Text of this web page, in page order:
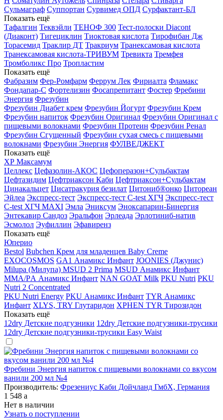
Сульмаграф Суппортан Сурвимед ОПД Сурфактант-БЛ
Показать ещё
Тафалгин Теквэйли ТЕНОФ 300 Тест-полоски Diacont
(Диаконт) Тигециклин Тиоктовая кислота Тирофибан Дж
Торасемид Траклир ДТ Тракриум Транексамовая кислота
Транексамовая кислота-ТРИВУМ Тревикта Тремфея
Тромболикс Про Тропластим
Показать ещё
Фабразим Фер-Ромфарм Феррум Лек Фириалта Фламакс
Фондапар-С Фортелизин Фосапрепитант Фостер Фребини
Энергия Фрезубин
Фрезубин Диабет крем Фрезубин Йогурт Фрезубин Крем
Фрезубин напиток Фрезубин Оригинал Фрезубин Оригинал с
пищевыми волокнами Фрезубин Протеин Фрезубин Ренал
Фрезубин Сгущенный Фрезубин сухая смесь с пищевыми
волокнами Фрезубин Энергия ФУЛВЕДЖЕКТ
Показать ещё
ХР Максамум
Целлекс Цефазолин-АКОС Цефоперазон+Сульбактам
Цефтазидим Цефтриаксон Каби Цефтриаксон+Сульбактам
Цинакальцет Цисатракурия безилат Цитониб®онко Цитореан
Эйлеа Экспресс-тест Экспресс-тест C-test ХГЧ Экспресс-тест
C-test ХГЧ MAXI Эмла Эниксум Эноксапарин-Бинергия
Энтекавир Сандоз Эральфон Эрлеада Эрлотиниб-натив
Эсмолол Эуфиллин Эфавиренз
Показать ещё
Юперио
Bestol Bubchen Крем для младенцев Baby Creme
EXOCOSMOS GA1 Анамикс Инфант JOONIES (Джунис)
Milupa (Милупа) MSUD 2 Prima MSUD Анамикс Инфант
MМА/PА Анамикс Инфант NAN GOAT Milk PKU Nutri PKU
Nutri 2 Concentrated
PKU Nutri Energy PKU Анамикс Инфант TYR Анамикс
Инфант XLYS, TRY Глутаридон XPHEN TYR Тирозидон
Показать ещё
12dry Детские подгузники 12dry Детские подгузники-трусики
12dry Детские подгузники-трусики Easy Waist
Фребини Энергия напиток с пищевыми волокнами со вкусом
ванили 200 мл №4
Производитель: Фрезениус Каби Дойчланд ГмбХ, Германия
1 548 a
Нет в наличии
Узнать о поступлении